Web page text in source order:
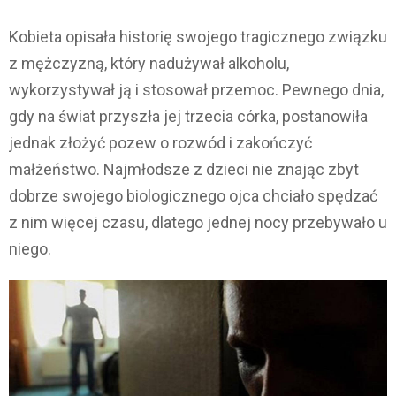
Kobieta opisała historię swojego tragicznego związku
z mężczyzną, który nadużywał alkoholu,
wykorzystywał ją i stosował przemoc. Pewnego dnia,
gdy na świat przyszła jej trzecia córka, postanowiła
jednak złożyć pozew o rozwód i zakończyć
małżeństwo. Najmłodsze z dzieci nie znając zbyt
dobrze swojego biologicznego ojca chciało spędzać
z nim więcej czasu, dlatego jednej nocy przebywało u
niego.